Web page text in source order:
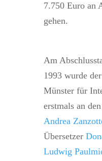
7.750 Euro an
gehen.
Am
1993 wurde
Münster für
erstmals an
Andrea
Übersetzer
Ludwig